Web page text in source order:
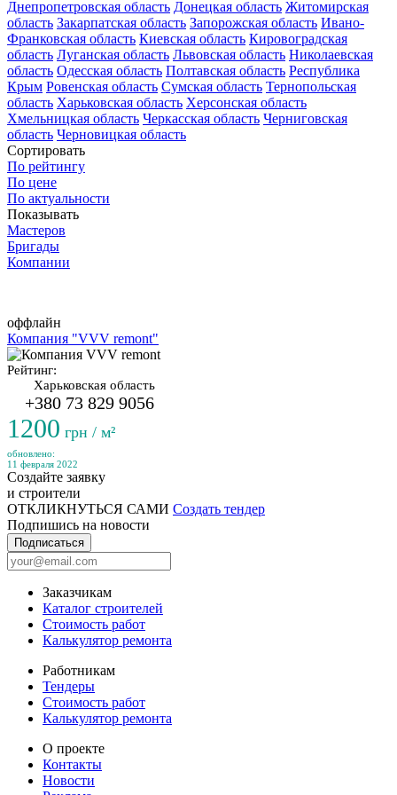
Днепропетровская область Донецкая область Житомирская
область Закарпатская область Запорожская область Ивано-
Франковская область Киевская область Кировоградская
область Луганская область Львовская область Николаевская
область Одесская область Полтавская область Республика
Крым Ровенская область Сумская область Тернопольская
область Харьковская область Херсонская область
Хмельницкая область Черкасская область Черниговская
область Черновицкая область
Сортировать
По рейтингу
По цене
По актуальности
Показывать
Мастеров
Бригады
Компании
оффлайн
Компания "VVV remont"
Рейтинг:
Харьковская область
+380 73 829 9056
1200 грн / м²
обновлено:
11 февраля 2022
Создайте заявку
и строители
ОТКЛИКНУТЬСЯ САМИ Создать тендер
Подпишись на новости
Подписаться
Заказчикам
Каталог строителей
Стоимость работ
Калькулятор ремонта
Работникам
Тендеры
Стоимость работ
Калькулятор ремонта
О проекте
Контакты
Новости